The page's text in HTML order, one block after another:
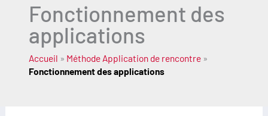
Fonctionnement des
applications
Accueil » Méthode Application de rencontre »
Fonctionnement des applications